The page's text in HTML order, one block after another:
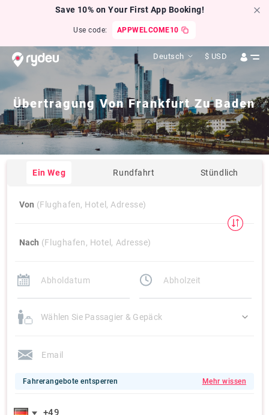
Save 10% on Your First App Booking!
Use code: APPWELCOME10
Deutsch $ USD
Übertragung Von Frankfurt Zu Baden
Ein Weg Rundfahrt Stündlich
Von (Flughafen, Hotel, Adresse)
Nach (Flughafen, Hotel, Adresse)
Wählen Sie Passagier & Gepäck
Fahrerangebote entsperren Mehr wissen